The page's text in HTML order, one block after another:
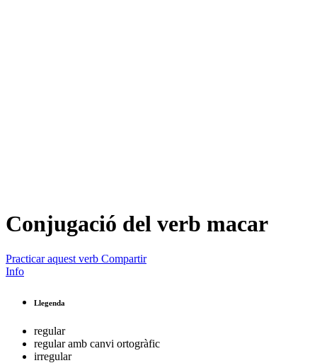
Conjugació del verb macar
Practicar aquest verb Compartir
Info
Llegenda
regular
regular amb canvi ortogràfic
irregular